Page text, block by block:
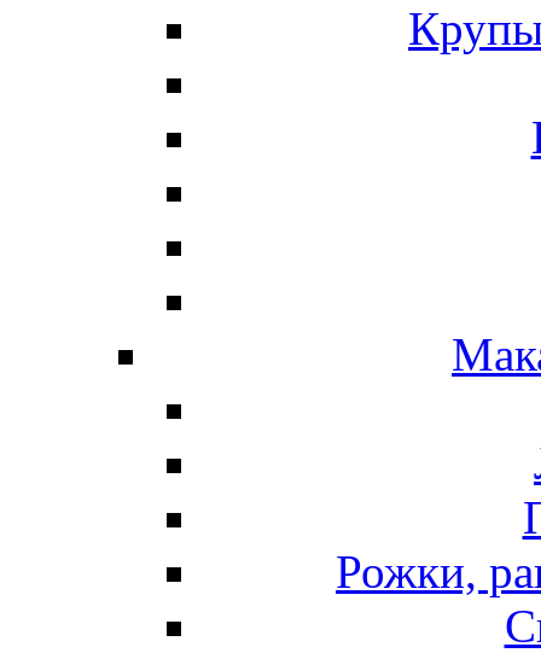
Рожки,